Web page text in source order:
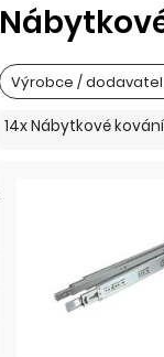
Výrobce / dodavatel
14x Nábytkové